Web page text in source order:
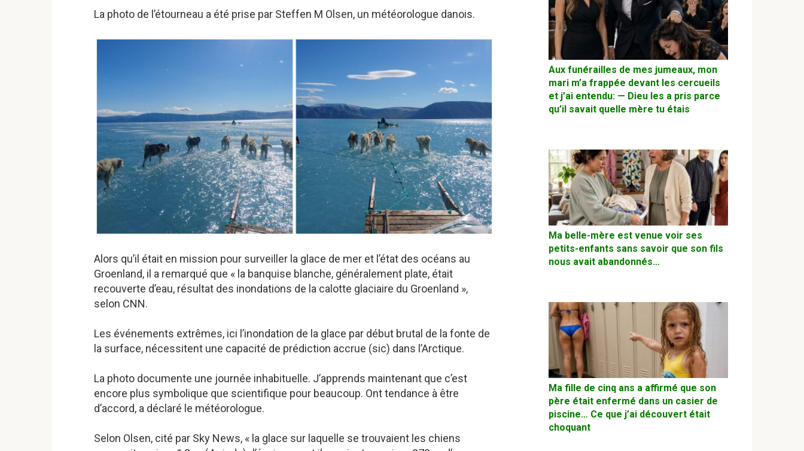
La photo de l’étourneau a été prise par Steffen M Olsen, un météorologue danois.
Alors qu’il était en mission pour surveiller la glace de mer et l’état des océans au
Groenland, il a remarqué que « la banquise blanche, généralement plate, était
recouverte d’eau, résultat des inondations de la calotte glaciaire du Groenland »,
selon CNN.
Les événements extrêmes, ici l’inondation de la glace par début brutal de la fonte de
la surface, nécessitent une capacité de prédiction accrue (sic) dans l’Arctique.
La photo documente une journée inhabituelle. J’apprends maintenant que c’est
encore plus symbolique que scientifique pour beaucoup. Ont tendance à être
d’accord, a déclaré le météorologue.
Selon Olsen, cité par Sky News, « la glace sur laquelle se trouvaient les chiens
Aux funérailles de mes jumeaux, mon
mari m’a frappée devant les cercueils
et j’ai entendu: — Dieu les a pris parce
qu’il savait quelle mère tu étais
Ma belle-mère est venue voir ses
petits-enfants sans savoir que son fils
nous avait abandonnés…
Ma fille de cinq ans a affirmé que son
père était enfermé dans un casier de
piscine… Ce que j’ai découvert était
choquant